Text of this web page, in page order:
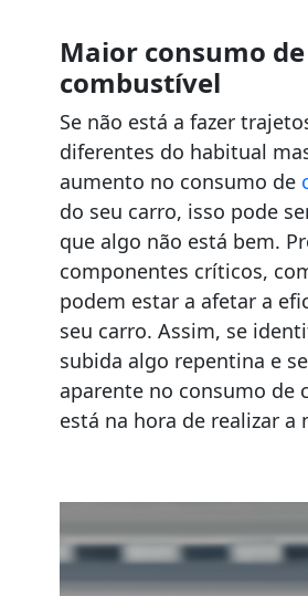
Maior consumo de
combustível
Se não está a fazer
diferentes do habitual
aumento no consumo de
do seu carro, isso pode
que algo não está bem.
componentes críticos,
podem estar a afetar a
seu carro. Assim, se
subida algo repentina e
aparente no consumo de
está na hora de realizar a